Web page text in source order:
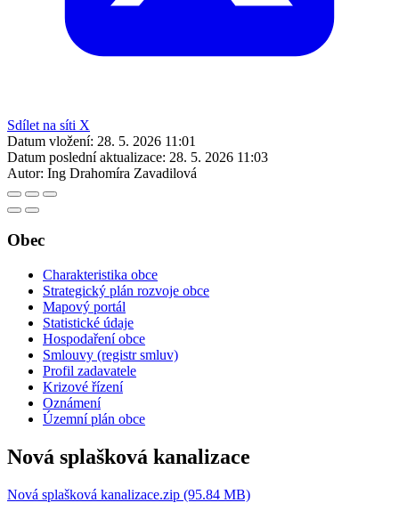
Sdílet na síti X
Datum vložení: 28. 5. 2026 11:01
Datum poslední aktualizace: 28. 5. 2026 11:03
Autor: Ing Drahomíra Zavadilová
Obec
Charakteristika obce
Strategický plán rozvoje obce
Mapový portál
Statistické údaje
Hospodaření obce
Smlouvy (registr smluv)
Profil zadavatele
Krizové řízení
Oznámení
Územní plán obce
Nová splašková kanalizace
Nová splašková kanalizace.zip (95.84 MB)